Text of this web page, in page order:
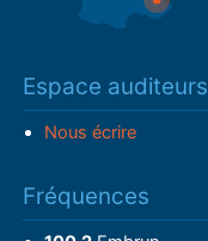
Espace auditeurs
Nous écrire
Fréquences